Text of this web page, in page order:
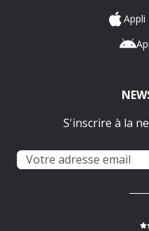
Appli
S'inscrire à la